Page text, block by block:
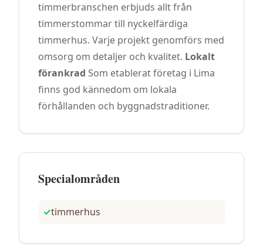
timmerbranschen erbjuds allt från
timmerstommar till nyckelfärdiga
timmerhus. Varje projekt genomförs med
omsorg om detaljer och kvalitet. Lokalt
förankrad Som etablerat företag i Lima
finns god kännedom om lokala
förhållanden och byggnadstraditioner.
Specialområden
✓timmerhus